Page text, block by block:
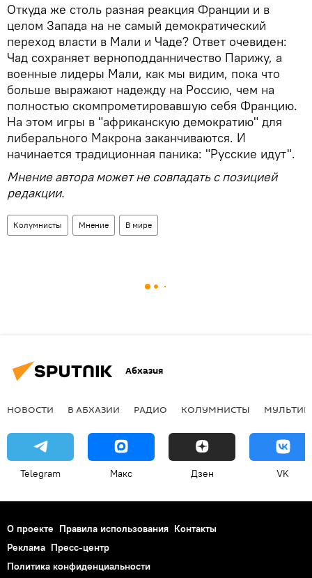
Откуда же столь разная реакция Франции и в
целом Запада на не самый демократический
переход власти в Мали и Чаде? Ответ очевиден:
Чад сохраняет верноподданничество Парижу, а
военные лидеры Мали, как мы видим, пока что
больше выражают надежду на Россию, чем на
полностью скомпрометировавшую себя Францию.
На этом игры в "африканскую демократию" для
либерального Макрона заканчиваются. И
начинается традиционная паника: "Русские идут".
Мнение автора может не совпадать с позицией
редакции.
Колумнисты Мнение В мире
Абхазия
НОВОСТИ В АБХАЗИИ РАДИО КОЛУМНИСТЫ
Telegram Макс Дзен VK
О проекте Правила использования Контакты
Реклама Пресс-центр
Политика конфиденциальности